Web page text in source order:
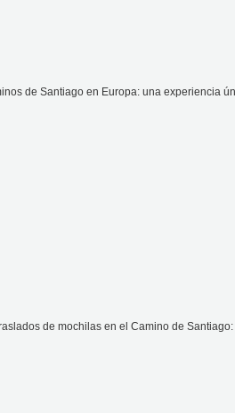
de Santiago en Europa: una experiencia
de mochilas en el Camino de Santiago: